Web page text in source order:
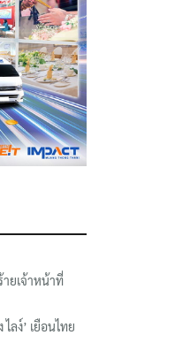
ายเจ้าหน้าที่
ลง์’ เยือนไทย